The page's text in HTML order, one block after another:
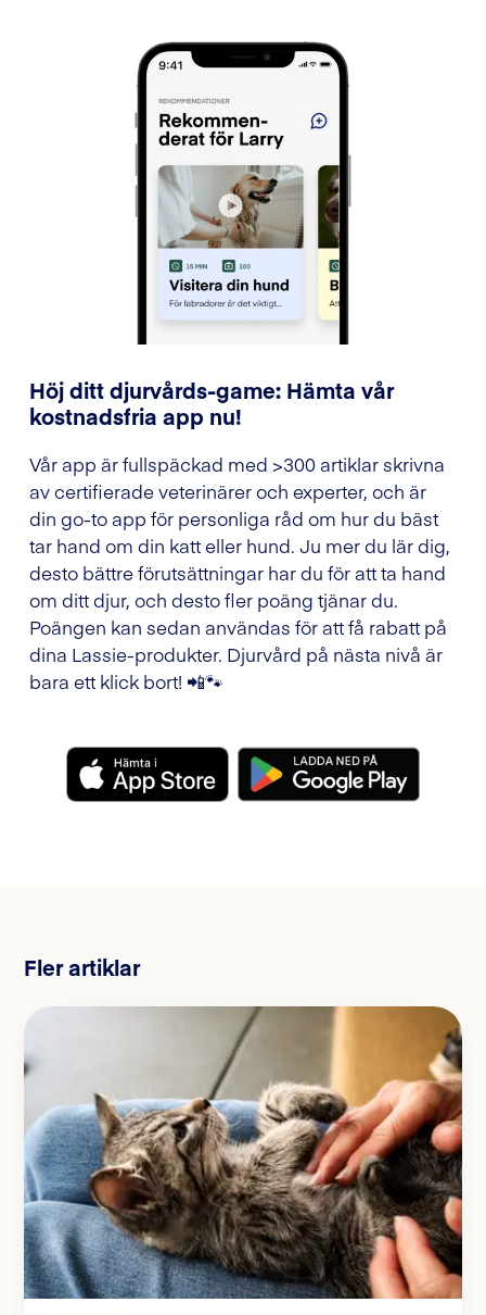
Höj ditt djurvårds-game: Hämta vår
kostnadsfria app nu!
Vår app är fullspäckad med >300 artiklar skrivna
av certifierade veterinärer och experter, och är
din go-to app för personliga råd om hur du bäst
tar hand om din katt eller hund. Ju mer du lär dig,
desto bättre förutsättningar har du för att ta hand
om ditt djur, och desto fler poäng tjänar du.
Poängen kan sedan användas för att få rabatt på
dina Lassie-produkter. Djurvård på nästa nivå är
bara ett klick bort! 📲🐾
Fler artiklar